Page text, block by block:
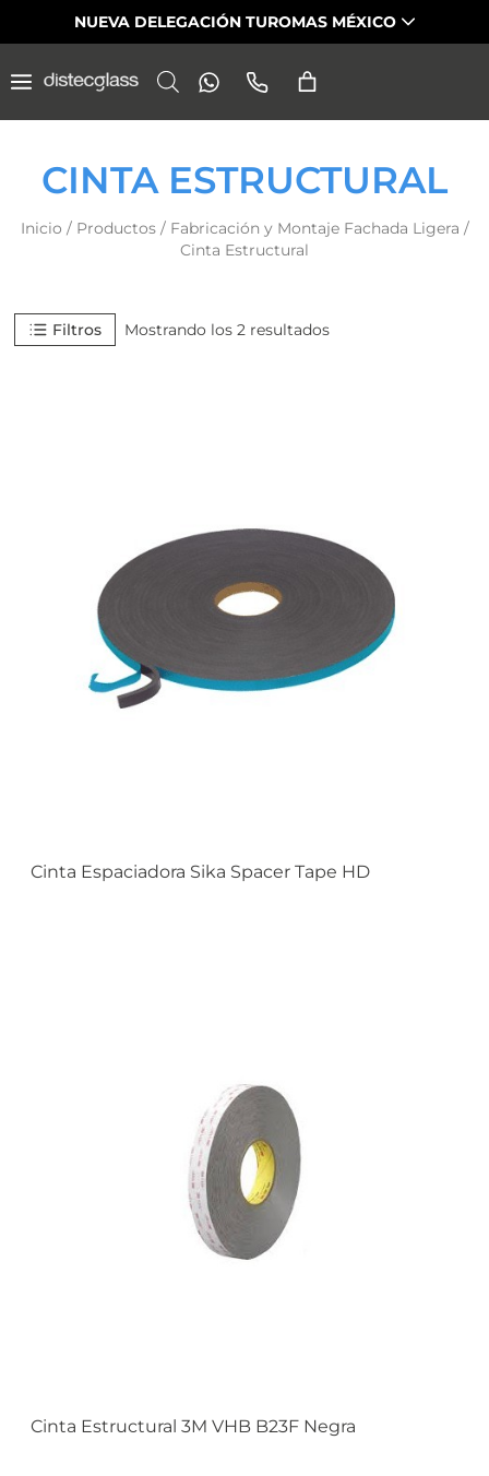
NUEVA DELEGACIÓN TUROMAS MÉXICO
CINTA ESTRUCTURAL
Inicio / Productos / Fabricación y Montaje Fachada Ligera /
Cinta Estructural
Filtros Mostrando los 2 resultados
Cinta Espaciadora Sika Spacer Tape HD
Cinta Estructural 3M VHB B23F Negra